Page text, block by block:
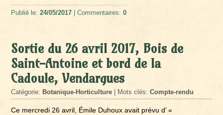
Publié le:24/05/2017 | Commentaires:0
Sortie du 26 avril 2017, Bois de
Saint-Antoine et bord de la
Cadoule, Vendargues
Catégorie: Botanique-Horticulture | Mots clés:Compte-rendu
Ce mercredi 26 avril, Émile Duhoux avait prévu d’ «